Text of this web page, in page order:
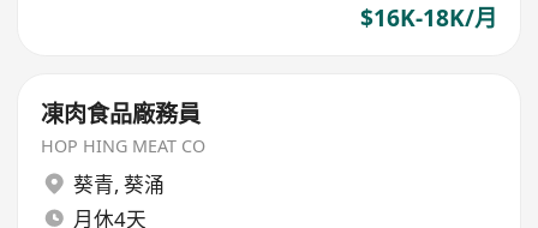
$16K-18K/月
凍肉食品廠務員
HOP HING MEAT CO
葵青, 葵涌
月休4天